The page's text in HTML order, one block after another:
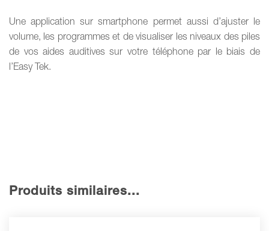
Une application sur smartphone permet aussi d’ajuster le
volume, les programmes et de visualiser les niveaux des piles
de vos aides auditives sur votre téléphone par le biais de
l’Easy Tek.
Produits similaires...